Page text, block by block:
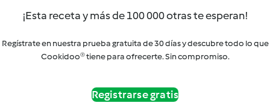
¡Esta receta y más de 100 000 otras te esperan!
Regístrate en nuestra prueba gratuita de 30 días y descubre todo lo que
Cookidoo® tiene para ofrecerte. Sin compromiso.
Registrarse gratis